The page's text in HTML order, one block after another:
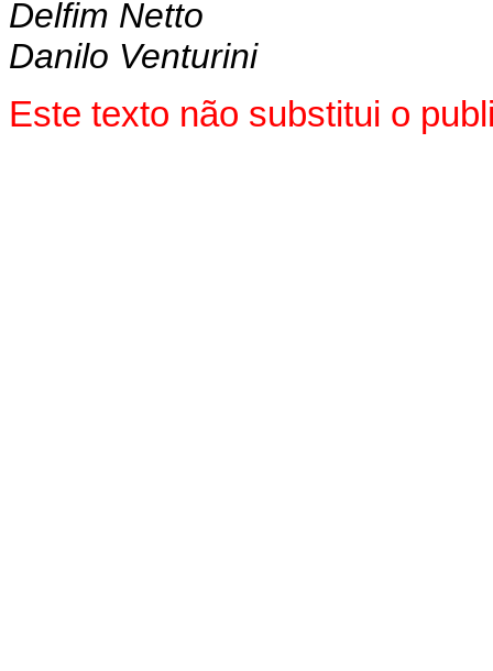
Delfim Netto
Danilo Venturini
Este texto não substitui o